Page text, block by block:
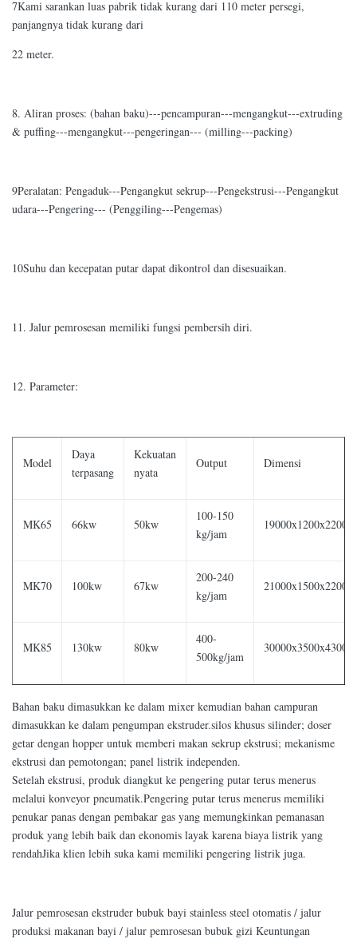
7Kami sarankan luas pabrik tidak kurang dari 110 meter persegi,
panjangnya tidak kurang dari
22 meter.
8. Aliran proses: (bahan baku)---pencampuran---mengangkut---extruding
& puffing---mengangkut---pengeringan--- (milling---packing)
9Peralatan: Pengaduk---Pengangkut sekrup---Pengekstrusi---Pengangkut
udara---Pengering--- (Penggiling---Pengemas)
10Suhu dan kecepatan putar dapat dikontrol dan disesuaikan.
11. Jalur pemrosesan memiliki fungsi pembersih diri.
12. Parameter:
Model
Daya
terpasang
Kekuatan
nyata
Output Dimensi
MK65 66kw 50kw
100-150
kg/jam
MK70 100kw 67kw
200-240
kg/jam
MK85 130kw 80kw
400-
500kg/jam
Bahan baku dimasukkan ke dalam mixer kemudian bahan campuran
dimasukkan ke dalam pengumpan ekstruder.silos khusus silinder; doser
getar dengan hopper untuk memberi makan sekrup ekstrusi; mekanisme
ekstrusi dan pemotongan; panel listrik independen.
Setelah ekstrusi, produk diangkut ke pengering putar terus menerus
melalui konveyor pneumatik.Pengering putar terus menerus memiliki
penukar panas dengan pembakar gas yang memungkinkan pemanasan
produk yang lebih baik dan ekonomis layak karena biaya listrik yang
rendahJika klien lebih suka kami memiliki pengering listrik juga.
Jalur pemrosesan ekstruder bubuk bayi stainless steel otomatis / jalur
produksi makanan bayi / jalur pemrosesan bubuk gizi Keuntungan